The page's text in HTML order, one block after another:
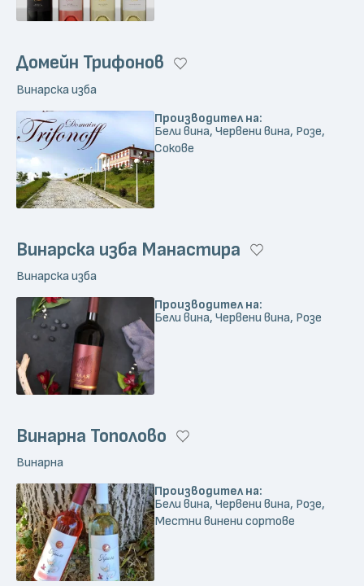
Домейн Трифонов
Винарска изба
Производител на:
Бели вина, Червени вина, Розе,
Сокове
Винарска изба Манастира
Винарска изба
Производител на:
Бели вина, Червени вина, Розе
Винарна Тополово
Винарна
Производител на:
Бели вина, Червени вина, Розе,
Местни винени сортове